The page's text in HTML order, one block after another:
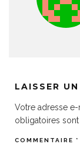
LAISSER
Votre adresse
obligatoires
COMMENTAIRE *